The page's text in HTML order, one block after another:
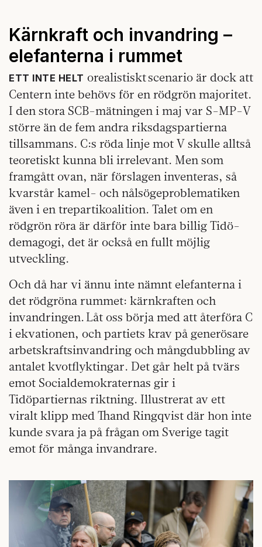
Kärnkraft och invandring –
elefanterna i rummet
ETT INTE HELT orealistiskt scenario är dock att
Centern inte behövs för en rödgrön majoritet.
I den stora SCB-mätningen i maj var S-MP-V
större än de fem andra riksdagspartierna
tillsammans. C:s röda linje mot V skulle alltså
teoretiskt kunna bli irrelevant. Men som
framgått ovan, när förslagen inventeras, så
kvarstår kamel- och nålsögeproblematiken
även i en trepartikoalition. Talet om en
rödgrön röra är därför inte bara billig Tidö-
demagogi, det är också en fullt möjlig
utveckling.
Och då har vi ännu inte nämnt elefanterna i
det rödgröna rummet: kärnkraften och
invandringen. Låt oss börja med att återföra C
i ekvationen, och partiets krav på generösare
arbetskraftsinvandring och mångdubbling av
antalet kvotflyktingar. Det går helt på tvärs
emot Socialdemokraternas gir i
Tidöpartiernas riktning. Illustrerat av ett
viralt klipp med Thand Ringqvist där hon inte
kunde svara ja på frågan om Sverige tagit
emot för många invandrare.